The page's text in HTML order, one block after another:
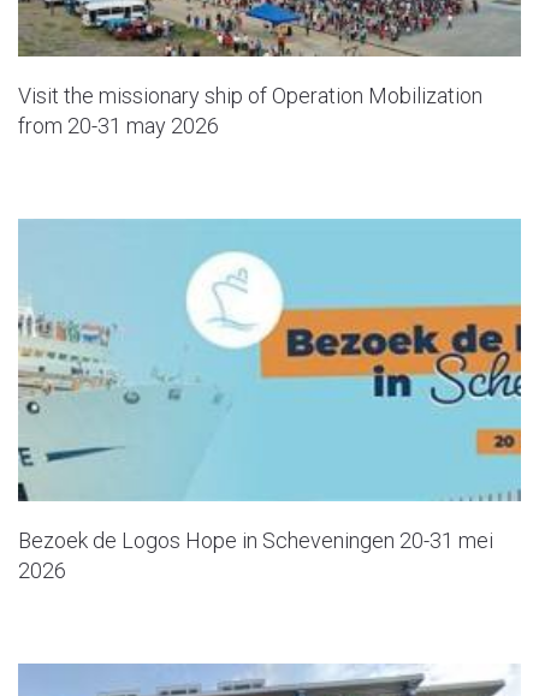
Visit the missionary ship of Operation Mobilization
from 20-31 may 2026
Bezoek de Logos Hope in Scheveningen 20-31 mei
2026